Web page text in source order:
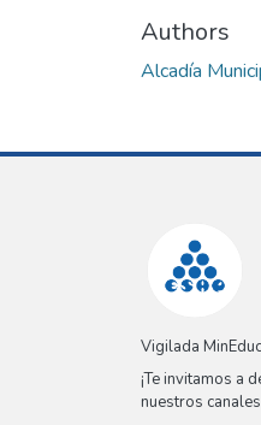
Authors
Alcadía
Vigilada
¡Te invitamos a
nuestros